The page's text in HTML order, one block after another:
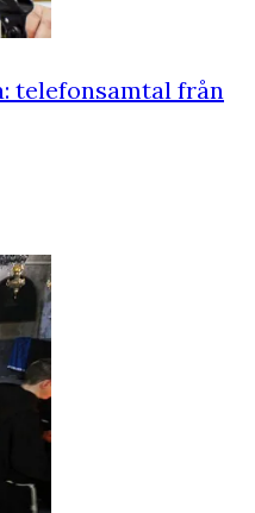
telefonsamtal från